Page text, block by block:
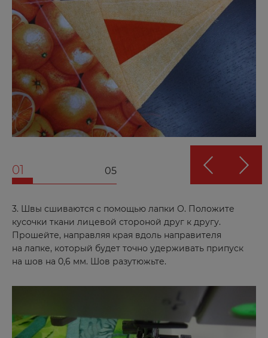
01 05
3. Швы сшиваются с помощью лапки О. Положите
кусочки ткани лицевой стороной друг к другу.
Прошейте, направляя края вдоль направителя
на лапке, который будет точно удерживать припуск
на шов на 0,6 мм. Шов разутюжьте.